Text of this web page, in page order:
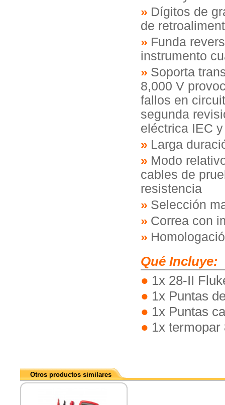
Dígitos de
de
Funda
instrumento
Soporta
8,000 V
fallos en
segunda
eléctrica IEC
Larga
Modo
cables de
resistencia
Selección
Correa con
Qué Incluye:
1x 28-II
1x Puntas
1x Puntas
1x termopar
Otros productos similares